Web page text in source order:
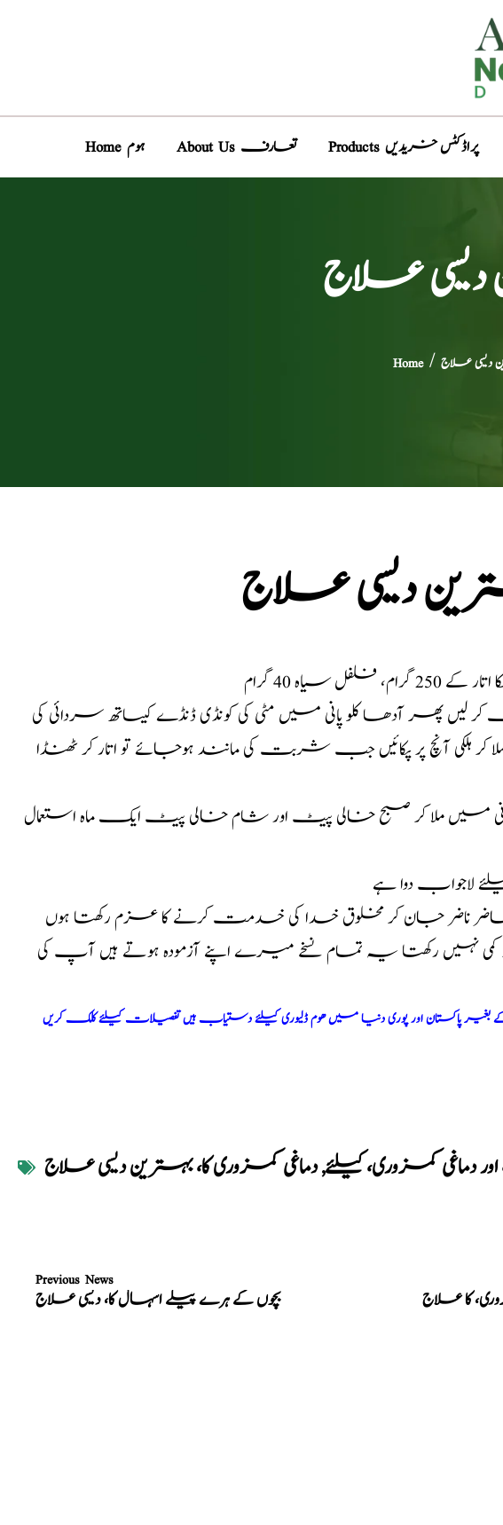
Home ہوم About Us تعارف Products پراڈکٹس خریدیں
دیسی علاج
Home/ دیسی علاج
دیسی علاج
لیں پھر آدھا کلو پانی میں مٹی کی کونڈی ڈنڈے کیساتھ سردائی کی
کر ہلکی آنچ پر پکائیں جب شربت کی مانند ہوجائے تو اتار کر ٹھنڈا
تھوڑے سے پانی میں ملا کر صبح خالی پیٹ اور شام خالی پیٹ ایک ماہ استعمال
لاجواب دوا ہے
ناضر جان کر مخلوق خدا کی خدمت کرنے کا عزم رکھتا ہوں
نہیں رکھتا یہ تمام نسخے میرے اپنے آزمودہ ہوتے ہیں آپ کی
پاکستان اور پوری دنیا میں ھوم ڈلیوری کیلئے دستیاب ہیں تفصیلات کیلئے کلک کریں
دماغی کمزوری، کیلئے,دماغی کمزوری کا، بہترین دیسی علاج
Previous News
بچوں کے ہرے پیلے اسہال کا، دیسی علاج